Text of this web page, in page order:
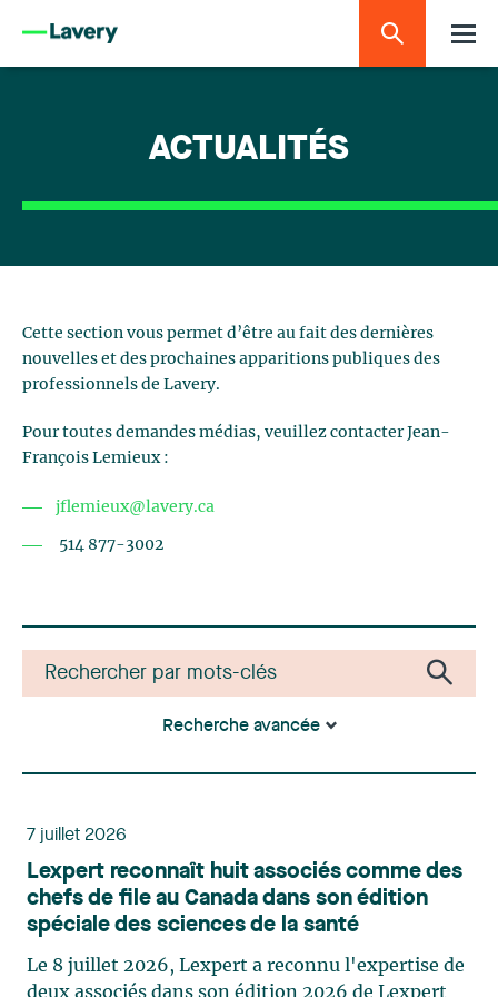
ACTUALITÉS
Cette section vous permet d’être au fait des dernières
nouvelles et des prochaines apparitions publiques des
professionnels de Lavery.
Pour toutes demandes médias, veuillez contacter Jean-
François Lemieux :
jflemieux@lavery.ca
514 877-3002
Recherche avancée
7 juillet 2026
Lexpert reconnaît huit associés comme des
chefs de file au Canada dans son édition
spéciale des sciences de la santé
Le 8 juillet 2026, Lexpert a reconnu l'expertise de
deux associés dans son édition 2026 de Lexpert